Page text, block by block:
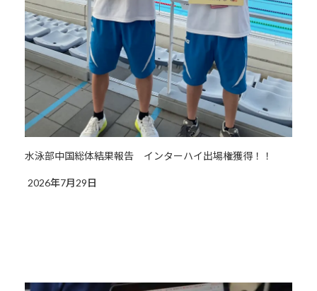
水泳部中国総体結果報告 インターハイ出場権獲得！！
2026年7月29日